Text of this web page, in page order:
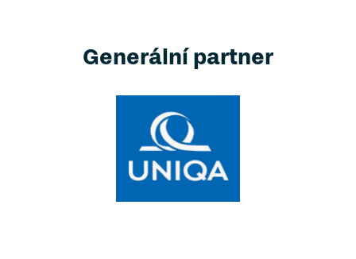
Generální partner